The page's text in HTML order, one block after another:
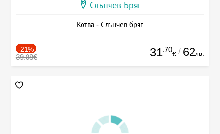
Слънчев Бряг
Котва - Слънчев бряг
-21%
39.88€ 31.70
€ / 62лв.